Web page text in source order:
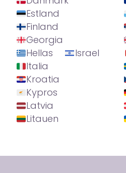
Estland
Finland
Georgia
Hellas
Israel
Italia
Kroatia
Kypros
Latvia
Litauen